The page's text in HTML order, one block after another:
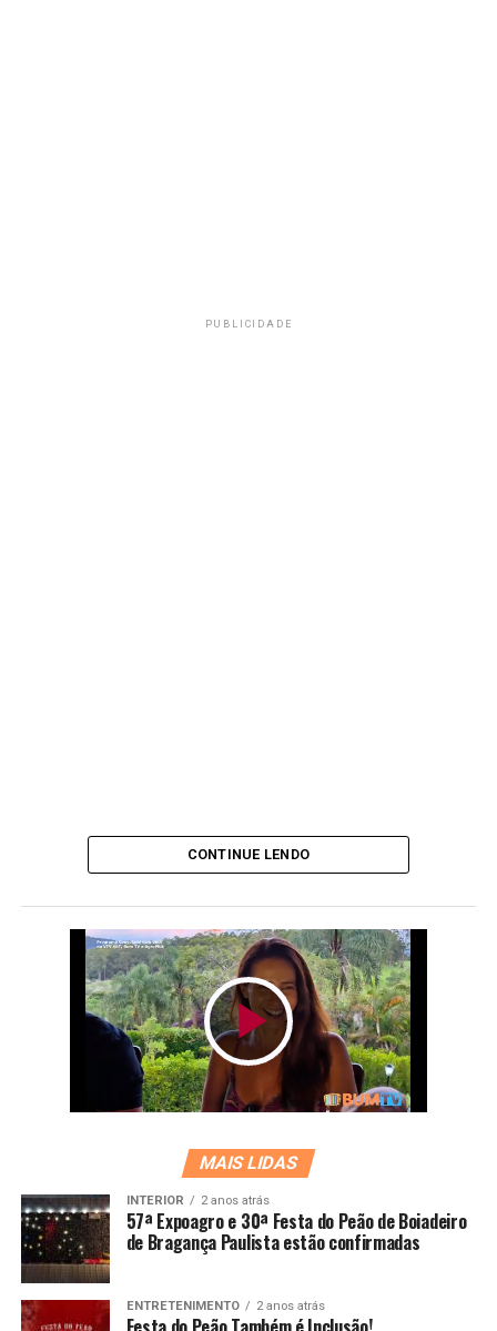
PUBLICIDADE
CONTINUE LENDO
MAIS LIDAS
INTERIOR 2 anos atrás
57ª Expoagro e 30ª Festa do Peão de Boiadeiro
de Bragança Paulista estão confirmadas
ENTRETENIMENTO 2 anos atrás